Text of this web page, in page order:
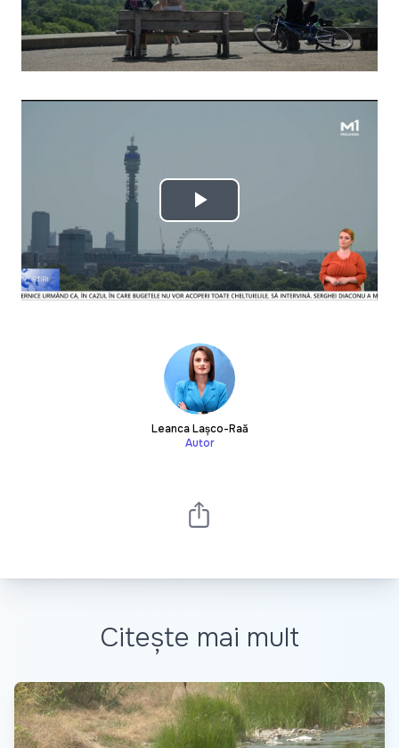
Play
Video
Leanca Lașco-Rață
Autor
Citește mai mult